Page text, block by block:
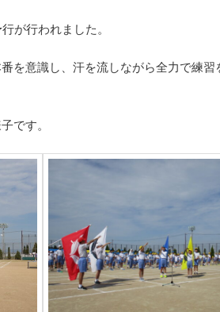
が行われました。
を意識し、汗を流しながら全力で練習
です。